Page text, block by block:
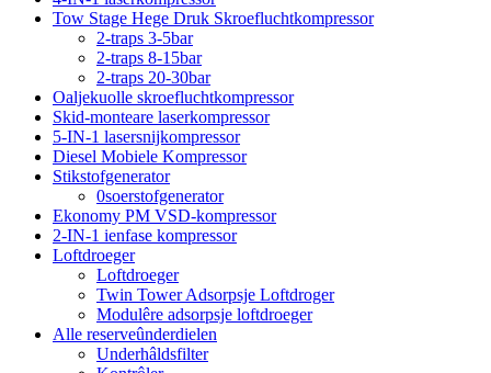
Tow Stage Hege Druk Skroefluchtkompressor
2-traps 3-5bar
2-traps 8-15bar
2-traps 20-30bar
Oaljekuolle skroefluchtkompressor
Skid-monteare laserkompressor
5-IN-1 lasersnijkompressor
Diesel Mobiele Kompressor
Stikstofgenerator
0soerstofgenerator
Ekonomy PM VSD-kompressor
2-IN-1 ienfase kompressor
Loftdroeger
Loftdroeger
Twin Tower Adsorpsje Loftdroger
Modulêre adsorpsje loftdroeger
Alle reserveûnderdielen
Underhâldsfilter